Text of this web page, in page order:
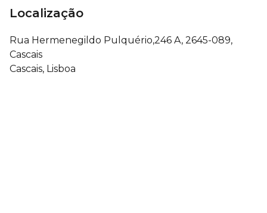
Localização
Rua Hermenegildo Pulquério,246 A, 2645-089,
Cascais
Cascais, Lisboa